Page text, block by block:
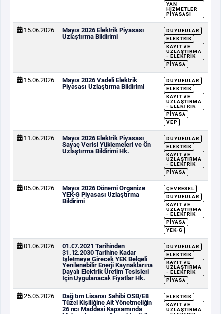
YAN
HIZMETLER
PIYASASI
15.06.2026
Mayıs 2026 Elektrik Piyasası
Uzlaştırma Bildirimi
DUYURULAR
ELEKTRIK
KAYIT VE
UZLAŞTIRMA
- ELEKTRIK
PIYASA
15.06.2026
Mayıs 2026 Vadeli Elektrik
Piyasası Uzlaştırma Bildirimi
DUYURULAR
ELEKTRIK
KAYIT VE
UZLAŞTIRMA
- ELEKTRIK
PIYASA
VEP
11.06.2026
Mayıs 2026 Elektrik Piyasası
Sayaç Verisi Yüklemeleri ve Ön
Uzlaştırma Bildirimi Hk.
DUYURULAR
ELEKTRIK
KAYIT VE
UZLAŞTIRMA
- ELEKTRIK
PIYASA
05.06.2026
Mayıs 2026 Dönemi Organize
YEK-G Piyasası Uzlaştırma
Bildirimi
ÇEVRESEL
DUYURULAR
KAYIT VE
UZLAŞTIRMA
- ELEKTRIK
PIYASA
YEK-G
01.06.2026
01.07.2021 Tarihinden
31.12.2030 Tarihine Kadar
İşletmeye Girecek YEK Belgeli
Yenilenebilir Enerji Kaynaklarına
Dayalı Elektrik Üretim Tesisleri
İçin Uygulanacak Fiyatlar Hk.
DUYURULAR
ELEKTRIK
KAYIT VE
UZLAŞTIRMA
- ELEKTRIK
PIYASA
25.05.2026
Dağıtım Lisansı Sahibi OSB/EB
Tüzel Kişiliğine Ait Yönetmeliğin
26 ncı Maddesi Kapsamında
ELEKTRIK
KAYIT VE
UZLAŞTIRMA